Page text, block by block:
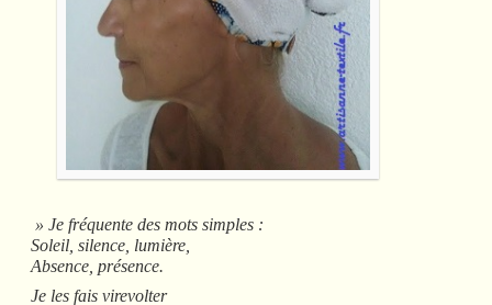
» Je fréquente des mots simples :
Soleil, silence, lumière,
Absence, présence.
Je les fais virevolter